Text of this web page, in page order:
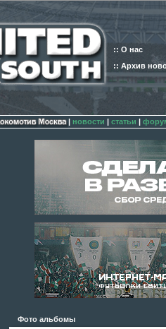
:: О нас
:: Архив
| новости | статьи |
Фото альбомы